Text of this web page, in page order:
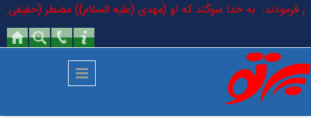
رفتن به محتوای اصلی
فرمودند: به خدا سوگند که او (مهدی (علیه السلام)) مضطر